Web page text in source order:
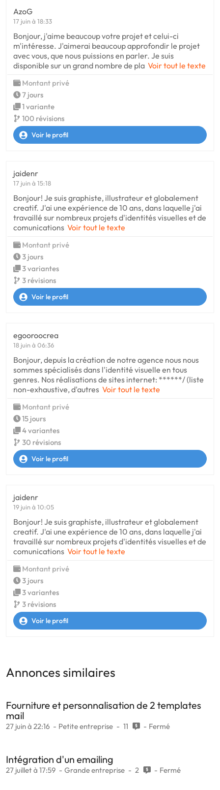
AzoG
17 juin à 18:33
Bonjour, j'aime beaucoup votre projet et celui-ci
m'intéresse. J'aimerai beaucoup approfondir le projet
avec vous, que nous puissions en parler. Je suis
disponible sur un grand nombre de pla Voir tout le texte
Montant privé
7 jours
1 variante
100 révisions
Voir le profil
jaidenr
17 juin à 15:18
Bonjour! Je suis graphiste, illustrateur et globalement
creatif. J'ai une expérience de 10 ans, dans laquelle j'ai
travaillé sur nombreux projets d'identités visuelles et de
comunications Voir tout le texte
Montant privé
3 jours
3 variantes
3 révisions
Voir le profil
egooroocrea
18 juin à 06:36
Bonjour, depuis la création de notre agence nous nous
sommes spécialisés dans l'identité visuelle en tous
genres. Nos réalisations de sites internet: ******/ (liste
non-exhaustive, d'autres Voir tout le texte
Montant privé
15 jours
4 variantes
30 révisions
Voir le profil
jaidenr
19 juin à 10:05
Bonjour! Je suis graphiste, illustrateur et globalement
creatif. J'ai une expérience de 10 ans, dans laquelle j'ai
travaillé sur nombreux projets d'identités visuelles et de
comunications Voir tout le texte
Montant privé
3 jours
3 variantes
3 révisions
Voir le profil
Annonces similaires
Fourniture et personnalisation de 2 templates
mail
27 juin à 22:16 Petite entreprise 11 Fermé
Intégration d'un emailing
27 juillet à 17:59 Grande entreprise 2 Fermé